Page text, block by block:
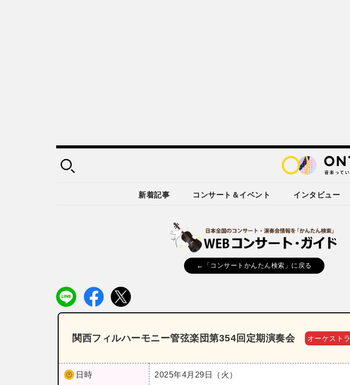
新着記事 コンサート＆イベント インタビュー
←「コンサートかんたん検索」に戻る
関西フィルハーモニー管弦楽団第354回定期演奏会 オーケストラ
日時
2025年4月29日（火）